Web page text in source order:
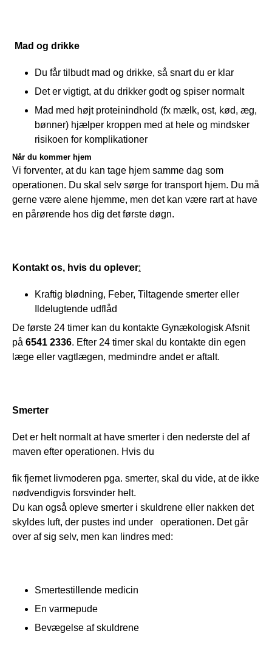
Mad og drikke
Du får tilbudt mad og drikke, så snart du er klar
Det er vigtigt, at du drikker godt og spiser normalt
Mad med højt proteinindhold (fx mælk, ost, kød, æg,
bønner) hjælper kroppen med at hele og mindsker
risikoen for komplikationer
Når du kommer hjem
Vi forventer, at du kan tage hjem samme dag som
operationen. Du skal selv sørge for transport hjem. Du må
gerne være alene hjemme, men det kan være rart at have
en pårørende hos dig det første døgn.
Kontakt os, hvis du oplever:
Kraftig blødning, Feber, Tiltagende smerter eller
Ildelugtende udflåd
De første 24 timer kan du kontakte Gynækologisk Afsnit
på 6541 2336. Efter 24 timer skal du kontakte din egen
læge eller vagtlægen, medmindre andet er aftalt.
Smerter
Det er helt normalt at have smerter i den nederste del af
maven efter operationen. Hvis du
fik fjernet livmoderen pga. smerter, skal du vide, at de ikke
nødvendigvis forsvinder helt.
Du kan også opleve smerter i skuldrene eller nakken det
skyldes luft, der pustes ind under   operationen. Det går
over af sig selv, men kan lindres med:
Smertestillende medicin
En varmepude
Bevægelse af skuldrene